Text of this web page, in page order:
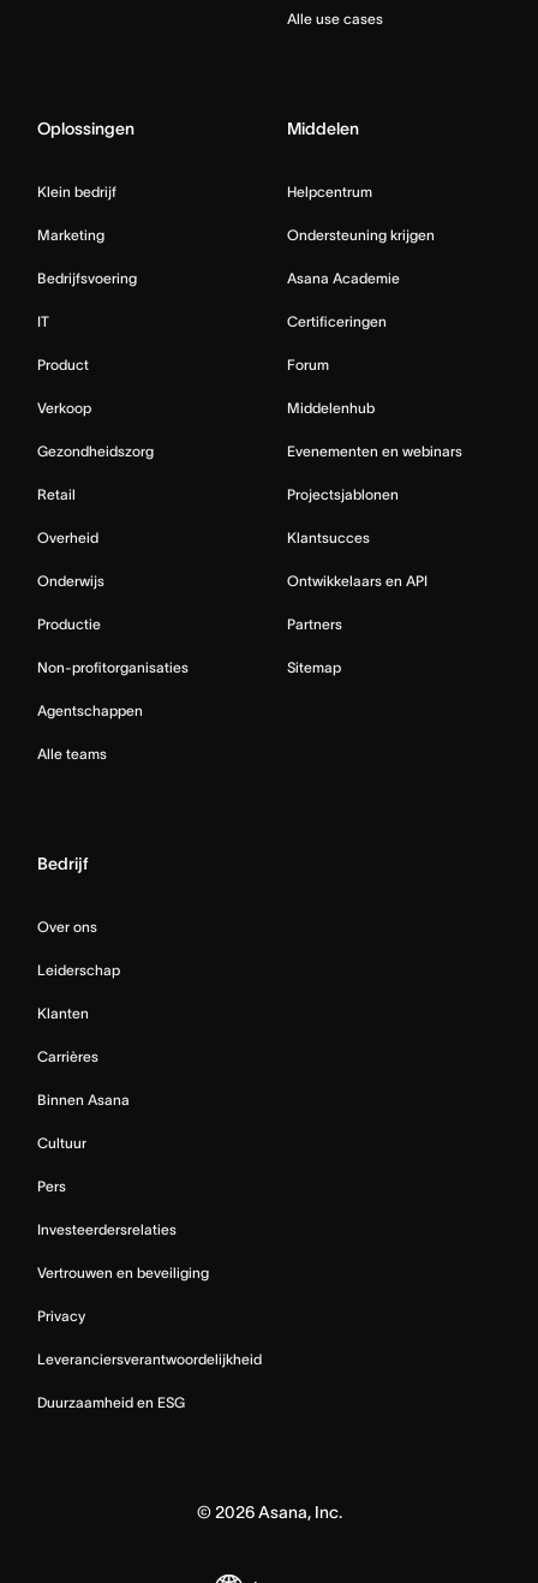
Alle use cases
Oplossingen
Klein bedrijf
Marketing
Bedrijfsvoering
IT
Product
Verkoop
Gezondheidszorg
Retail
Overheid
Onderwijs
Productie
Non-profitorganisaties
Agentschappen
Alle teams
Middelen
Helpcentrum
Ondersteuning krijgen
Asana Academie
Certificeringen
Forum
Middelenhub
Evenementen en webinars
Projectsjablonen
Klantsucces
Ontwikkelaars en API
Partners
Sitemap
Bedrijf
Over ons
Leiderschap
Klanten
Carrières
Binnen Asana
Cultuur
Pers
Investeerdersrelaties
Vertrouwen en beveiliging
Privacy
Leveranciersverantwoordelijkheid
Duurzaamheid en ESG
© 2026Asana, Inc.